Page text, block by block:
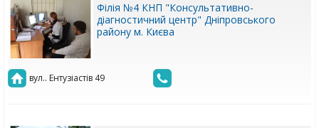
Філія №4 КНП "Консультативно-
діагностичний центр" Дніпровського
району м. Києва
вул.. Ентузіастів 49